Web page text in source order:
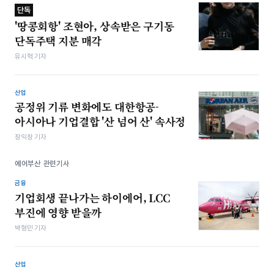
단독
'땅콩회항' 조현아, 상속받은 구기동
단독주택 지분 매각
유시혁 기자
산업
공정위 기류 변화에도 대한항공-
아시아나 기업결합 '산 넘어 산' 속사정
장익창 기자
에어부산 관련기사
금융
기업회생 끝나가는 하이에어, LCC
부진에 영향 받을까
박형민 기자
산업